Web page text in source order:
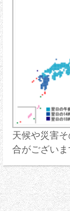
天候や災害
合がございま